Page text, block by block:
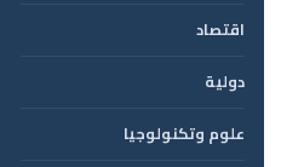
اقتصاد
دولية
علوم وتكنولوجيا